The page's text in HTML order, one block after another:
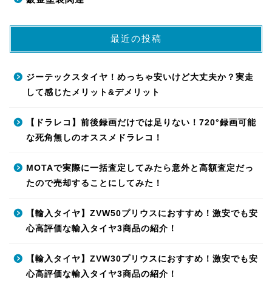
最近の投稿
ジーテックスタイヤ！めっちゃ安いけど大丈夫か？実走
して感じたメリット&デメリット
【ドラレコ】前後録画だけでは足りない！720°録画可能
な死角無しのオススメドラレコ！
MOTAで実際に一括査定してみたら意外と高額査定だっ
たので売却することにしてみた！
【輸入タイヤ】ZVW50プリウスにおすすめ！激安でも安
心高評価な輸入タイヤ3商品の紹介！
【輸入タイヤ】ZVW30プリウスにおすすめ！激安でも安
心高評価な輸入タイヤ3商品の紹介！